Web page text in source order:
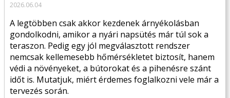
2026.06.04
A legtöbben csak akkor kezdenek árnyékolásban
gondolkodni, amikor a nyári napsütés már túl sok a
teraszon. Pedig egy jól megválasztott rendszer
nemcsak kellemesebb hőmérsékletet biztosít, hanem
védi a növényeket, a bútorokat és a pihenésre szánt
időt is. Mutatjuk, miért érdemes foglalkozni vele már a
tervezés során.